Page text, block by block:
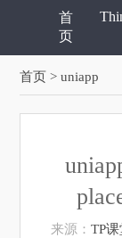
首
页
首页 > uniapp
来源： TP课